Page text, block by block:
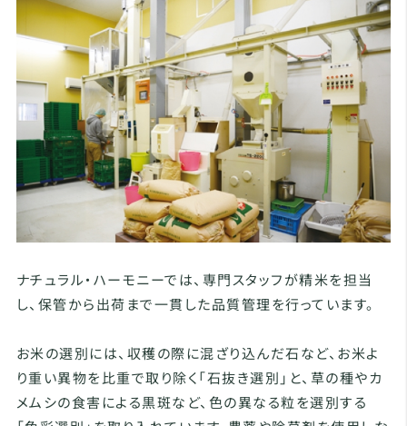
ナチュラル・ハーモニーでは、専門スタッフが精米を担当
し、保管から出荷まで一貫した品質管理を行っています。
お米の選別には、収穫の際に混ざり込んだ石など、お米よ
り重い異物を比重で取り除く「石抜き選別」と、草の種やカ
メムシの食害による黒斑など、色の異なる粒を選別する